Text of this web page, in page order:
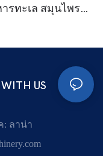
รทะเล สมุนไพร
US
: ลาน่า